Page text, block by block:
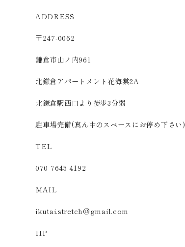
ADDRESS
〒247-0062
鎌倉市山ノ内961
北鎌倉アパートメント花海棠2A
北鎌倉駅西口より徒歩3分弱
駐車場完備(真ん中のスペースにお停め下さい)
TEL
070-7645-4192
MAIL
ikutai.stretch@gmail.com
HP